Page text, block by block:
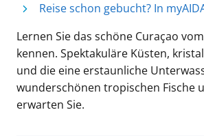
Reise schon gebucht? In
Lernen Sie das schöne Curaçao
kennen. Spektakuläre Küsten,
und die eine erstaunliche
wunderschönen tropischen Fische
erwarten Sie.